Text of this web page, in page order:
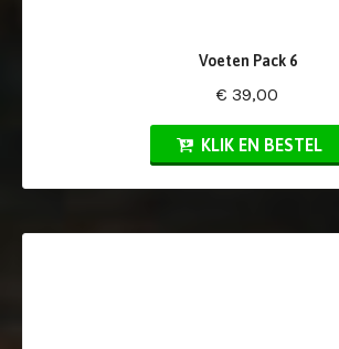
Voeten Pack 6
€ 39,00
KLIK EN BESTEL